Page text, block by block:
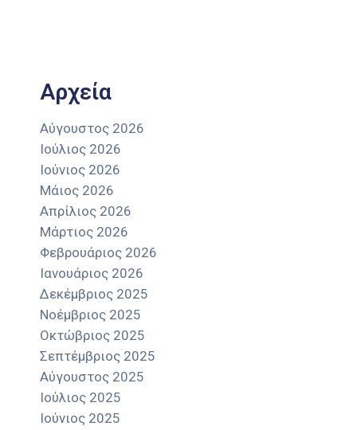
Αρχεία
Αύγουστος 2026
Ιούλιος 2026
Ιούνιος 2026
Μάιος 2026
Απρίλιος 2026
Μάρτιος 2026
Φεβρουάριος 2026
Ιανουάριος 2026
Δεκέμβριος 2025
Νοέμβριος 2025
Οκτώβριος 2025
Σεπτέμβριος 2025
Αύγουστος 2025
Ιούλιος 2025
Ιούνιος 2025